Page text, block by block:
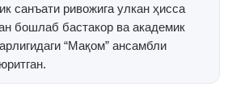
санъати ривожига улкан ҳисса
бошлаб бастакор ва академик
“Мақом” ансамбли